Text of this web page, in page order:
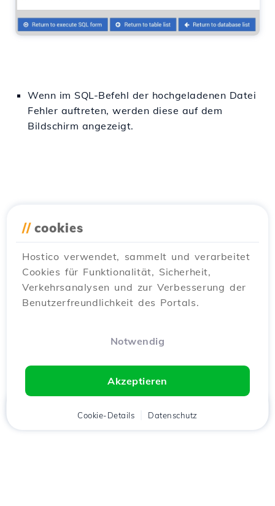
Wenn im SQL-Befehl der hochgeladenen Datei
Fehler auftreten, werden diese auf dem
Bildschirm angezeigt.
// cookies
Hostico verwendet, sammelt und verarbeitet
Cookies für Funktionalität, Sicherheit,
Verkehrsanalysen und zur Verbesserung der
Benutzerfreundlichkeit des Portals.
Notwendig
Akzeptieren
Cookie-Details Datenschutz
Kunde Warenkorb Chat